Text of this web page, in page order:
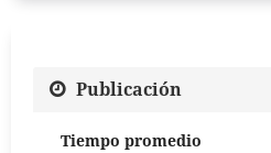
Publicación
Tiempo promedio